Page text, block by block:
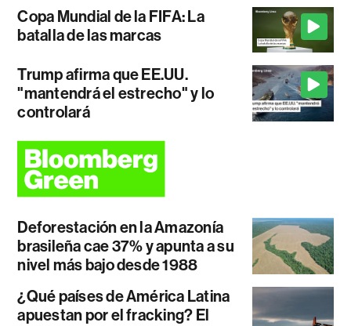
Copa Mundial de la FIFA: La
batalla de las marcas
Trump afirma que EE.UU.
"mantendrá el estrecho" y lo
controlará
Deforestación en la Amazonía
brasileña cae 37% y apunta a su
nivel más bajo desde 1988
¿Qué países de América Latina
apuestan por el fracking? El